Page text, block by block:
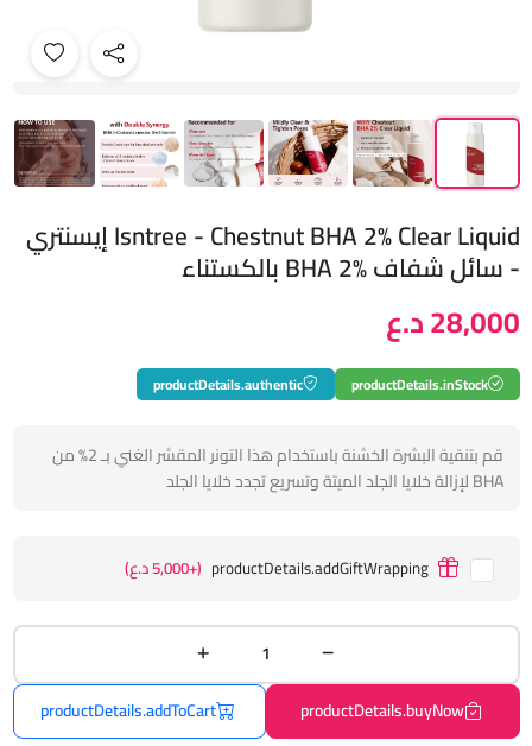
Isntree - Chestnut BHA 2% Clear Liquid إيسنتري
- سائل شفاف BHA 2% بالكستناء
28,000 د.ع
productDetails.inStock
productDetails.authentic
قم بتنقية البشرة الخشنة باستخدام هذا التونر المقشر الغني بـ 2% من
BHA لإزالة خلايا الجلد الميتة وتسريع تجدد خلايا الجلد
productDetails.addGiftWrapping (+5,000 د.ع)
productDetails.buyNow
productDetails.addToCart